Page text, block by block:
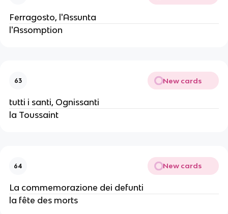
Ferragosto, l'Assunta
l'Assomption
63 New cards
tutti i santi, Ognissanti
la Toussaint
64 New cards
La commemorazione dei defunti
la fête des morts